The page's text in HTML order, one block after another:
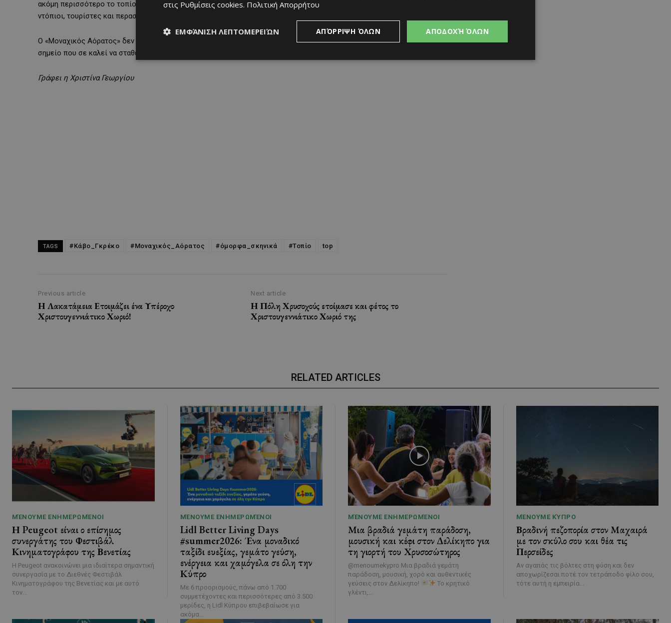
ακόμη περισσότερο το τοπίο. Γι’ αυτό και θεωρείται ένα από τα πιο πολυφωτογραφημένα σημεία της Κύπρου. Πολλοί
ντόπιοι, τουρίστες και περαστικοί αποτυπώνουν εκεί τις στιγμές τους, τραβώντας καθημερινά δεκάδες φωτογραφίες.
Ο «Μοναχικός Αόρατος» δεν είναι απλώς ένα δένδρο στο Κάβο Γκρέκο· είναι μιαήρεμη ανάσα μέσα στο τοπίο· ένα
σημείο που σε καλεί να σταθείς και να αφουγκραστείς τη γαλήνη της φύσης.
Γράφει η Χριστίνα Γεωργίου
TAGS #Κάβο_Γκρέκο #Μοναχικός_Αόρατος #όμορφα_σκηνικά #Τοπίο top
Previous article
Η Λακατάμεια Ετοιμάζει ένα Υπέροχο
Χριστουγεννιάτικο Χωριό!
Next article
Η Πόλη Χρυσοχούς ετοίμασε και φέτος το
Χριστουγεννιάτικο Χωριό της
RELATED ARTICLES
ΜΈΝΟΥΜΕ ΕΝΗΜΕΡΩΜΈΝΟΙ
Η Peugeot είναι ο επίσημος
συνεργάτης του Φεστιβάλ
Κινηματογράφου της Βενετίας
Η Peugeot ανακοινώνει μια ιδιαίτερα σημαντική
συνεργασία με το Διεθνές Φεστιβάλ
Κινηματογράφου της Βενετίας και με αυτό
τον...
ΜΈΝΟΥΜΕ ΕΝΗΜΕΡΩΜΈΝΟΙ
Lidl Better Living Days
#summer2026: Ένα μοναδικό
ταξίδι ευεξίας, γεμάτο γεύση,
ενέργεια και χαμόγελα σε όλη την
Κύπρο
Με 6 προορισμούς, πάνω από 1.700
συμμετέχοντες και περισσότερες από 3.500
μερίδες, η Lidl Κύπρου επιβεβαίωσε για
ακόμα...
ΜΈΝΟΥΜΕ ΕΝΗΜΕΡΩΜΈΝΟΙ
Μια βραδιά γεμάτη παράδοση,
μουσική και κέφι στον Δελίκηπο για
τη γιορτή του Χρυσοσώτηρος
@menoumekypro Μια βραδιά γεμάτη
παράδοση, μουσική, χορό και αυθεντικές
γεύσεις στον Δελίκηπο!
Το κρητικό
γλέντι,...
ΜΈΝΟΥΜΕ ΚΎΠΡΟ
Βραδινή πεζοπορία στον Μαχαιρά
με τον σκύλο σου και θέα τις
Περσείδες
Αν αγαπάς τις βόλτες στη φύση και δεν
αποχωρίζεσαι ποτέ τον τετράποδο φίλο σου,
τότε αυτή η εμπειρία...
στις Ρυθμίσεις cookies. Πολιτική Απορρήτου
ΑΠΟΔΟΧΉ ΌΛΩΝ
ΑΠΌΡΡΙΨΗ ΌΛΩΝ
ΕΜΦΆΝΙΣΗ ΛΕΠΤΟΜΕΡΕΙΏΝ